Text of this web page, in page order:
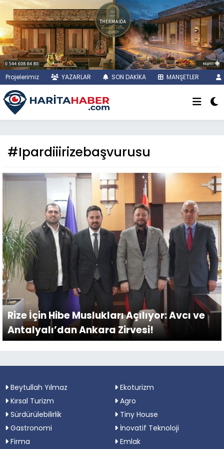
Projelerimiz YAZARLAR SON DAKİKA MANŞETLER
#Ipardiiirizebaşvurusu
Rize İçin Hibe Muslukları Açılıyor: Avcı ve
Antalyalı’dan Ankara Zirvesi!
Beytullah Yılmaz
Ekoturizm
Kırsal Turizm
Agro
Sürdürülebilirlik
Tiny House
Gastronomi
İnovatif Teknoloji
Firma
Emlak